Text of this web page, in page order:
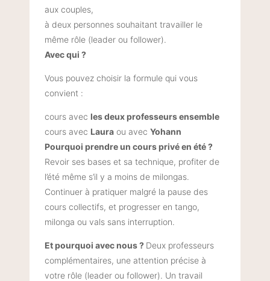
aux couples,
à deux personnes souhaitant travailler le
même rôle (leader ou follower).
Avec qui ?
Vous pouvez choisir la formule qui vous
convient :
cours avec les deux professeurs ensemble
cours avec Laura ou avec Yohann
Pourquoi prendre un cours privé en été ?
Revoir ses bases et sa technique, profiter de
l’été même s’il y a moins de milongas.
Continuer à pratiquer malgré la pause des
cours collectifs, et progresser en tango,
milonga ou vals sans interruption.
Et pourquoi avec nous ? Deux professeurs
complémentaires, une attention précise à
votre rôle (leader ou follower). Un travail